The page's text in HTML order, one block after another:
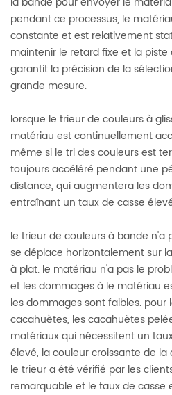
pendant ce processus, le
constante et est relativement
maintenir le retard fixe et la
garantit la précision de la
grande mesure.
lorsque le trieur de couleurs à
matériau est continuellement
même si le tri des couleurs est
toujours accéléré pendant une
distance, qui augmentera les
entraînant un taux de casse
le trieur de couleurs à bande n'a
se déplace horizontalement sur
à plat. le matériau n'a pas le
et les dommages à le matériau
les dommages sont faibles. pour
cacahuètes, les cacahuètes
matériaux qui nécessitent un
élevé, la couleur croissante de
le trieur a été vérifié par les
remarquable et le taux de casse